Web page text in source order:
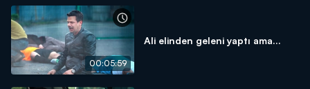
00:05:59
Ali elinden geleni yaptı ama...